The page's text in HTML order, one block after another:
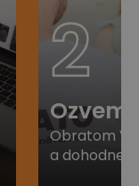
2
Obratom
a